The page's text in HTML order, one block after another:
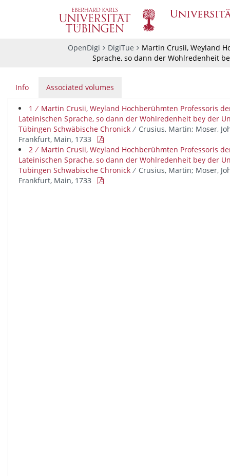
OpenDigi DigiTue
Martin Crusii, Weyland
Sprache, so dann der Wohlredenheit
Info Associated volumes
1 ∕ Martin Crusii, Weyland Hochberühmten Professoris
Lateinischen Sprache, so dann der Wohlredenheit bey der
Tübingen Schwäbische Chronick ∕ Crusius, Martin; Moser,
Frankfurt, Main, 1733

2 ∕ Martin Crusii, Weyland Hochberühmten Professoris
Lateinischen Sprache, so dann der Wohlredenheit bey der
Tübingen Schwäbische Chronick ∕ Crusius, Martin; Moser,
Frankfurt, Main, 1733
